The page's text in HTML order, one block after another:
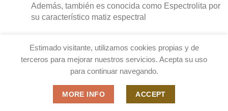
Además, también es conocida como Espectrolita por
su característico matiz espectral
Chakra
Quinto chakra: Garganta. «Vishuddha».
BENEFICIOS DE NUESTROS JAPA MALAS
Los Japa Malas (también conocidos como Yapa Malas o
Estimado visitante, utilizamos cookies propias y de
terceros para mejorar nuestros servicios. Acepta su uso
para continuar navegando.
MORE INFO ACCEPT